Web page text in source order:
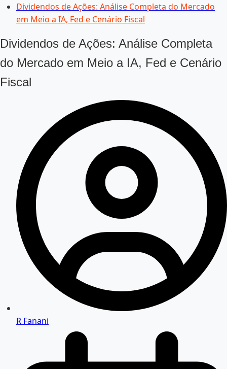
Dividendos de Ações: Análise Completa do Mercado
em Meio a IA, Fed e Cenário Fiscal
Dividendos de Ações: Análise Completa
do Mercado em Meio a IA, Fed e Cenário
Fiscal
R Fanani